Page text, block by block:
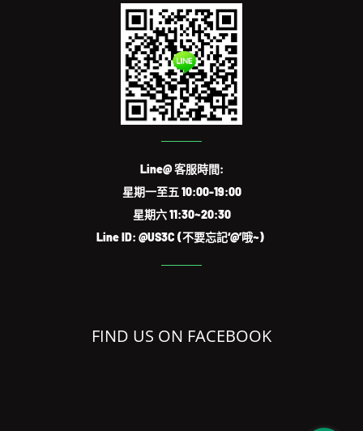
Line@ 客服時間:
星期一至五 10:00-19:00
星期六 11:30~20:30
Line ID: @US3C (不要忘記‘@’哦~)
FIND US ON FACEBOOK